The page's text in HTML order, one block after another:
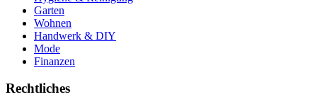
Garten
Wohnen
Handwerk & DIY
Mode
Finanzen
Rechtliches